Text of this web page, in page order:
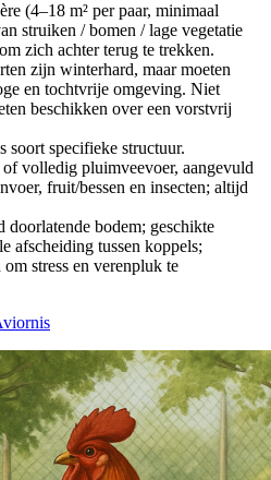
(4–18 m² per paar, minimaal
struiken / bomen / lage vegetatie
zich achter terug te trekken.
zijn winterhard, maar moeten
en tochtvrije omgeving. Niet
beschikken over een vorstvrij
soort specifieke structuur.
of volledig pluimveevoer, aangevuld
fruit/bessen en insecten; altijd
doorlatende bodem; geschikte
afscheiding tussen koppels;
stress en verenpluk te